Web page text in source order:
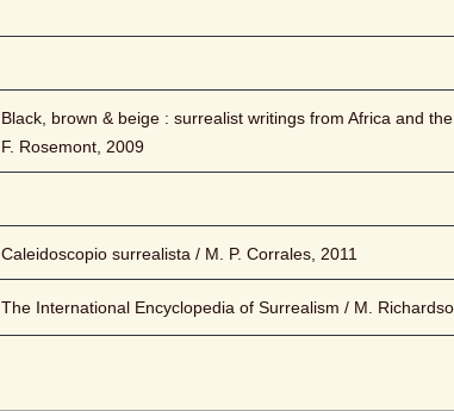
Black, brown & beige : surrealist writings from Africa and
F. Rosemont, 2009
Caleidoscopio surrealista / M. P. Corrales, 2011
The International Encyclopedia of Surrealism / M.